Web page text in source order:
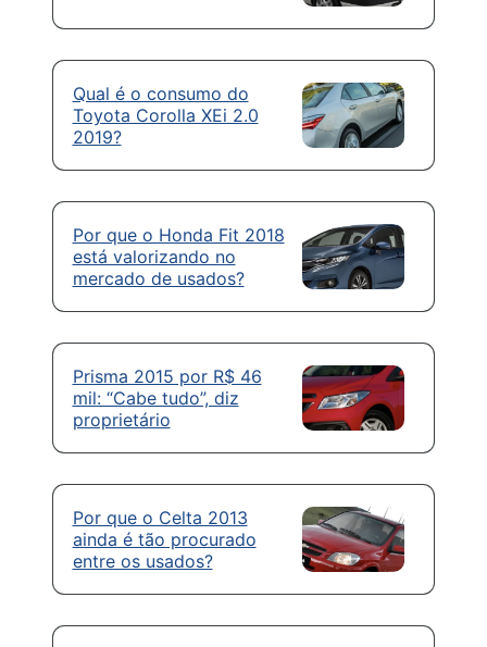
Qual é o consumo do
Toyota Corolla XEi 2.0
2019?
Por que o Honda Fit 2018
está valorizando no
mercado de usados?
Prisma 2015 por R$ 46
mil: “Cabe tudo”, diz
proprietário
Por que o Celta 2013
ainda é tão procurado
entre os usados?